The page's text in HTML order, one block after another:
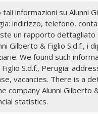
informazioni su Alunni
indirizzo, telefono,
un rapporto dettagliato
Gilberto & Figlio S.d.f., i
We found such
S.d.f., Perugia:
vacancies. There is a
company Alunni Gilberto
statistics.